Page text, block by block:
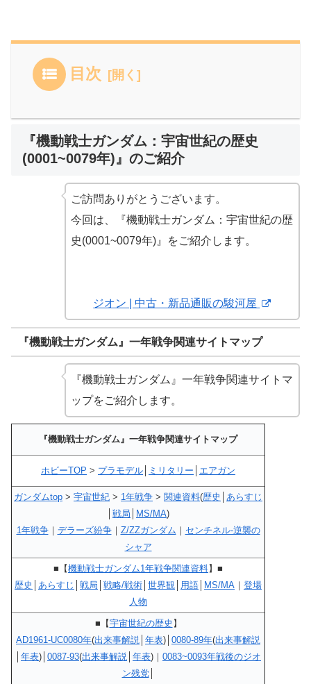
目次
『機動戦士ガンダム：宇宙世紀の歴史
(0001~0079年)』のご紹介
ご訪問ありがとうございます。
今回は、『機動戦士ガンダム：宇宙世紀の歴
史(0001~0079年)』をご紹介します。
ジオン | 中古・新品通販の駿河屋
『機動戦士ガンダム』一年戦争関連サイトマップ
『機動戦士ガンダム』一年戦争関連サイトマ
ップをご紹介します。
『機動戦士ガンダム』一年戦争関連サイトマップ
ホビーTOP > プラモデル ミリタリー エアガン
ガンダムtop > 宇宙世紀 > 1年戦争 > 関連資料(歴史
あらすじ
戦局 MS/MA)
1年戦争｜ デラーズ紛争｜ Z/ZZガンダム ｜ センチネル-逆襲の
シャア
■【機動戦士ガンダム1年戦争関連資料】■
歴史
あらすじ 戦局 戦略/戦術 世界観 用語 MS/MA ｜ 登場
人物
■【宇宙世紀の歴史 】
AD1961-UC0080年(出来事解説 年表)│ 0080-89年(出来事解説
年表)│ 0087-93(出来事解説 年表)｜ 0083~0093年戦後のジオ
ン残党│